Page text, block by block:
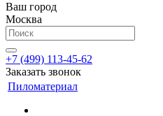
Ваш город
Москва
+7 (499) 113-45-62
Заказать звонок
Пиломатериал